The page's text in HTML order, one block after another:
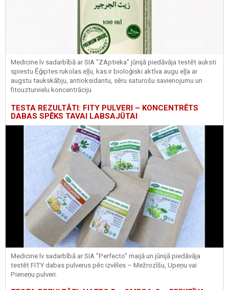
Medicine.lv sadarbībā ar SIA "ZAptieka" jūnijā piedāvāja testēt auksti
spiestu Ēģiptes rukolas eļļu, kas ir bioloģiski aktīva augu eļļa ar
augstu taukskābju, antioksidantu, sēru saturošu savienojumu un
fitouzturvielu koncentrāciju.
TESTA REZULTĀTI: FITY PULVERI – KONCENTRĒTS
DABAS SPĒKS TAVAI LABSAJŪTAI
Medicine.lv sadarbībā ar SIA "Perfecto" maijā un jūnijā piedāvāja
testēt FITY dabas pulverus pēc izvēles – Mežrozīšu, Upeņu vai
Pieneņu pulveri.